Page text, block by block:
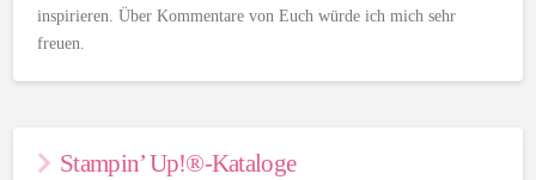
inspirieren. Über Kommentare von Euch würde ich mich sehr
freuen.
Stampin’ Up!®-Kataloge